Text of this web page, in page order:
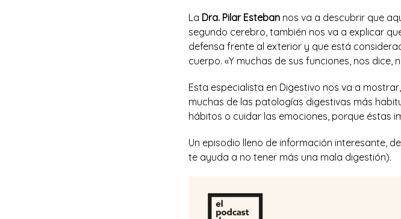
La Dra. Pilar Esteban nos va a descubrir que
segundo cerebro, también nos va a explicar
defensa frente al exterior y que está
cuerpo. «Y muchas de sus funciones, nos dice,
Esta especialista en Digestivo nos va a
muchas de las patologías digestivas más
hábitos o cuidar las emociones, porque éstas
Un episodio lleno de información interesante,
te ayuda a no tener más una mala digestión).